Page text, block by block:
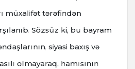
müxalifət tərəfindən
Sözsüz ki, bu bayram
siyasi baxış və
olmayaraq, hamısının